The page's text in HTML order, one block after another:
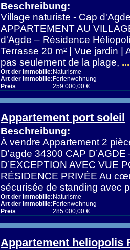
Beschreibung:
Village naturiste - Cap
APPARTEMENT AU
d'Agde – Résidence
Terrasse 20 m² | Vue jardin |
pas seulement de la plage,
Ort der Immobilie: Naturisme
Art der Immobilie: Ferienwohnung
Preis
259.000,00 €
Appartement port soleil
Beschreibung:
À vendre Appartement 2
D'agde 34300 CAP
D’EXCEPTION AVEC VUE
RÉSIDENCE PRIVÉE Au
sécurisée de standing avec
Ort der Immobilie: Naturisme
Art der Immobilie: Ferienwohnung
Preis
285.000,00 €
Appartement heliopolis